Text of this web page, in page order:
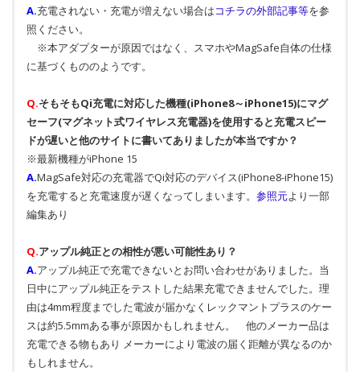
A.充電されない・充電が増えない場合はコチラの外部記事等を参
照ください。
※本アダプターが原因ではなく、スマホやMagSafe自体の仕様
に基づくもののようです。
Q.そもそもQi充電に対応した機種(iPhone8～iPhone15)にマグ
セーフ(マグネット式ワイヤレス充電器)を使用すると充電スピー
ドが遅いと他のサイトに書いてありましたが本当ですか？
※最新機種がiPhone 15
A.MagSafe対応の充電器でQi対応のデバイス(iPhone8-iPhone15)
を充電すると充電速度が遅くなってしまいます。 参照元より一部
編集あり
Q.アップル純正との相性が悪い可能性あり？
A.アップル純正で充電できないとお問い合わせがありました。当
日中にアップル純正をテストした結果充電できませんでした。理
由は4mm程度までした電波が届かなくレックマントプラスのケー
スは約5.5mmある事が原因かもしれません。 他のメーカー品は
充電できる物もあり メーカーにより電波の届く距離が異なるのか
もしれません。